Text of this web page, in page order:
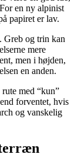
en ny alpinist
papiret er lav.
Greb og trin kan
mere
men i højden,
en anden.
med “kun”
forventet, hvis
og vanskelig